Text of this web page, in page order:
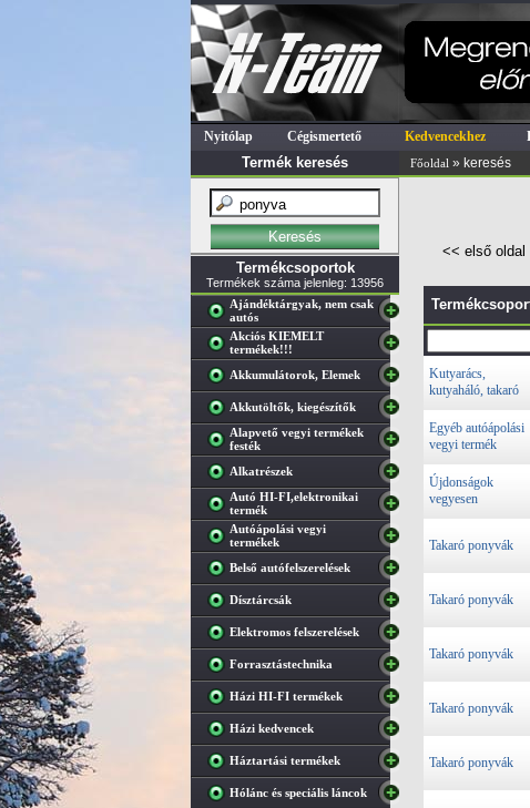
Nyitólap
Cégismertető Kedvencekhez
Termék keresés Főoldal » keresés
Termékcsoportok
Termékek száma jelenleg: 13956
Ajándéktárgyak, nem csak
autós
Akciós KIEMELT
termékek!!!
Akkumulátorok, Elemek
Akkutöltők, kiegészítők
Alapvető vegyi termékek
festék
Alkatrészek
Autó HI-FI,elektronikai
termék
Autóápolási vegyi
termékek
Belső autófelszerelések
Dísztárcsák
Elektromos felszerelések
Forrasztástechnika
Házi HI-FI termékek
Házi kedvencek
Háztartási termékek
Hólánc és speciális láncok
<< első oldal
Kutyarács,
kutyaháló, takaró
Egyéb autóápolási
vegyi termék
Újdonságok
vegyesen
Takaró ponyvák
Takaró ponyvák
Takaró ponyvák
Takaró ponyvák
Takaró ponyvák